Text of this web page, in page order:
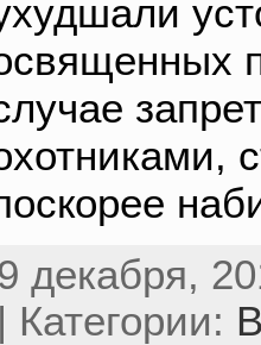
декабря,
| Категории: